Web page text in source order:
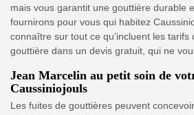
mais vous garantit une gouttière durable
fournirons pour vous qui habitez
connaître sur tout ce qu’incluent les tarifs
gouttière dans un devis gratuit, qui ne
Jean Marcelin au petit soin de
Caussiniojouls
Les fuites de gouttières peuvent